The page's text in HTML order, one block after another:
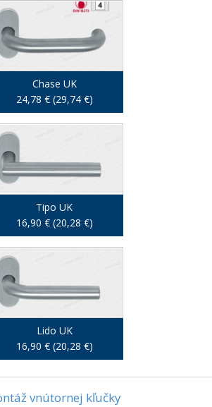
Chase UK
24,78 € (29,74 €)
Tipo UK
16,90 € (20,28 €)
Lido UK
16,90 € (20,28 €)
vnútornej kľučky